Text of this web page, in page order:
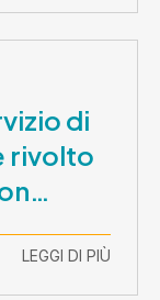
di
rivolto
LEGGI DI PIÙ